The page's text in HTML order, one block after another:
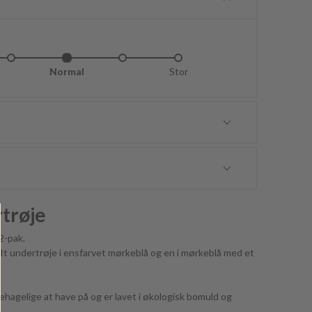
Normal Stor
pak.
undertrøje i ensfarvet mørkeblå og en i mørkeblå med et
at have på og er lavet i økologisk bomuld og